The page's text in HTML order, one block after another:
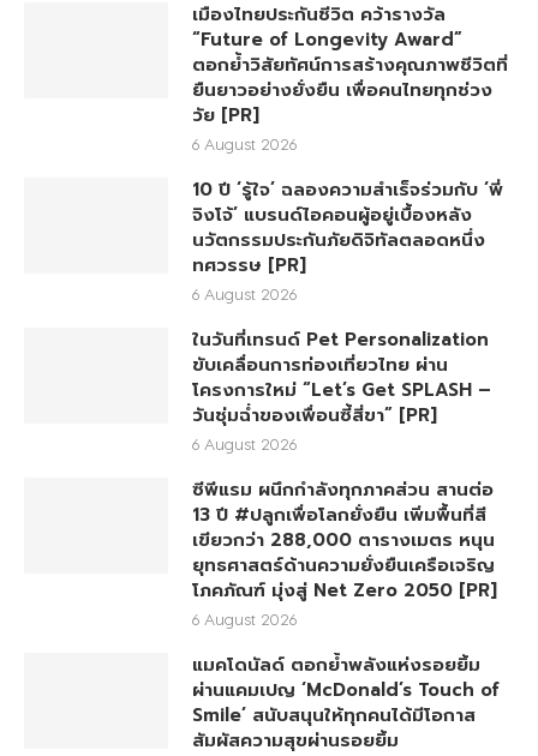
เมืองไทยประกันชีวิต คว้ารางวัล
“Future of Longevity Award”
ตอกย้ำวิสัยทัศน์การสร้างคุณภาพชีวิตที่
ยืนยาวอย่างยั่งยืน เพื่อคนไทยทุกช่วง
วัย [PR]
6 August 2026
10 ปี ‘รู้ใจ’ ฉลองความสำเร็จร่วมกับ ‘พี่
จิงโจ้’ แบรนด์ไอคอนผู้อยู่เบื้องหลัง
นวัตกรรมประกันภัยดิจิทัลตลอดหนึ่ง
ทศวรรษ [PR]
6 August 2026
ในวันที่เทรนด์ Pet Personalization
ขับเคลื่อนการท่องเที่ยวไทย ผ่าน
โครงการใหม่ “Let’s Get SPLASH –
วันชุ่มฉ่ำของเพื่อนซี้สี่ขา” [PR]
6 August 2026
ซีพีแรม ผนึกกำลังทุกภาคส่วน สานต่อ
13 ปี #ปลูกเพื่อโลกยั่งยืน เพิ่มพื้นที่สี
เขียวกว่า 288,000 ตารางเมตร หนุน
ยุทธศาสตร์ด้านความยั่งยืนเครือเจริญ
โภคภัณฑ์ มุ่งสู่ Net Zero 2050 [PR]
6 August 2026
แมคโดนัลด์ ตอกย้ำพลังแห่งรอยยิ้ม
ผ่านแคมเปญ ‘McDonald’s Touch of
Smile’ สนับสนุนให้ทุกคนได้มีโอกาส
สัมผัสความสุขผ่านรอยยิ้ม